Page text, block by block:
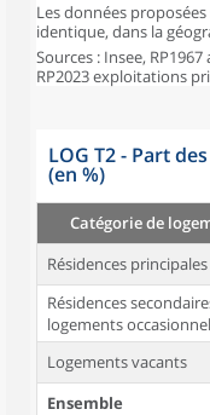
Les données
identique, dans la
Sources : Insee,
RP2023 exploitations
LOG T2 - Part
(en %)
Catégorie de
Résidences principales
Résidences
logements
Logements vacants
Ensemble